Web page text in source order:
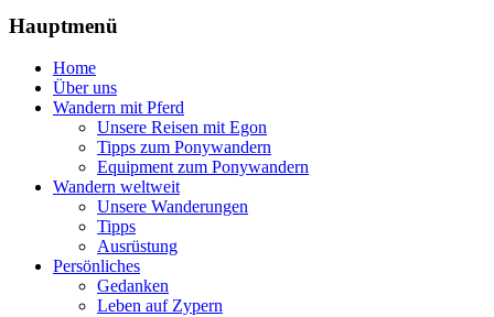
Hauptmenü
Home
Über uns
Wandern mit Pferd
Unsere Reisen mit Egon
Tipps zum Ponywandern
Equipment zum Ponywandern
Wandern weltweit
Unsere Wanderungen
Tipps
Ausrüstung
Persönliches
Gedanken
Leben auf Zypern